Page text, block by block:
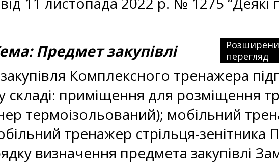
Предмет закупівлі
перегляд
Комплексного тренажера
складі: приміщення для розміщення
термоізольований); мобільний
тренажер стрільця-зенітника
визначення предмета закупівлі